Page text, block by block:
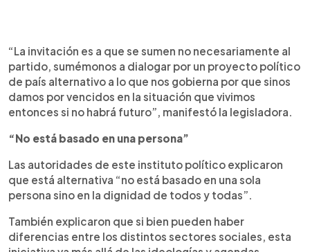
“La invitación es a que se sumen no necesariamente al
partido, sumémonos a dialogar por un proyecto político
de país alternativo a lo que nos gobierna por que sinos
damos por vencidos en la situación que vivimos
entonces si no habrá futuro”, manifestó la legisladora.
“No está basado en una persona”
Las autoridades de este instituto político explicaron
que está alternativa “no está basado en una sola
persona sino en la dignidad de todos y todas”.
También explicaron que si bien pueden haber
diferencias entre los distintos sectores sociales, esta